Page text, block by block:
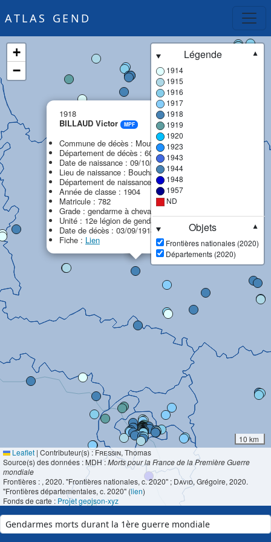
ATLAS GEND
1918
BILLAUD Victor
MPF
Commune de décès : Mouy
Département de décès : 60 - Oise
Date de naissance : 09/10/1884
Lieu de naissance : Bouchage (Le)
Département de naissance : 16 - Charente
Année de classe : 1904
Matricule : 782
Grade : gendarme à cheval
Unité : 12e légion de gendarmerie (12e LG)
Date de décès : 03/09/1918
Fiche : Lien
+
−
Légende
▼
1914
1915
1916
1917
1918
1919
1920
1923
1943
1944
1948
1957
ND
Objets
▼
Frontières nationales (2020)
Départements (2020)
10 km
Leaflet | Contributeur(s) :Fressin, Thomas
Source(s) des données : MDH :Morts pour la France de la Première Guerre
mondiale
Frontières : , 2020. "Frontières nationales, c. 2020" ; David, Grégoire, 2020.
"Frontières départementales, c. 2020" (lien)
Fonds de carte : Projet geojson-xyz